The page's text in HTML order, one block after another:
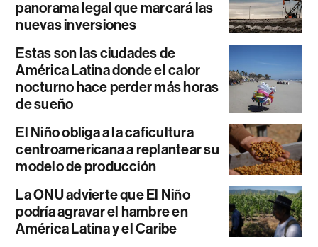
panorama legal que marcará las
nuevas inversiones
Estas son las ciudades de
América Latina donde el calor
nocturno hace perder más horas
de sueño
El Niño obliga a la caficultura
centroamericana a replantear su
modelo de producción
La ONU advierte que El Niño
podría agravar el hambre en
América Latina y el Caribe